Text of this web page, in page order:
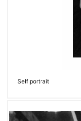
Self portrait